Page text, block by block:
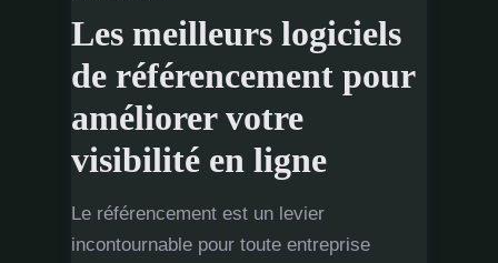
Les meilleurs logiciels
de référencement pour
améliorer votre
visibilité en ligne
Le référencement est un levier
incontournable pour toute entreprise